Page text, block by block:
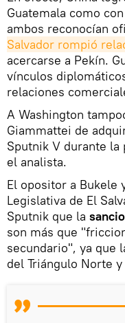
Guatemala como
ambos reconocían
Salvador rompió
acercarse a Pekín.
vínculos
relaciones
A Washington
Giammattei de
Sputnik V durante la
el analista.
El opositor a Bukele
Legislativa de El
Sputnik que la
son más que
secundario", ya que
del Triángulo Norte